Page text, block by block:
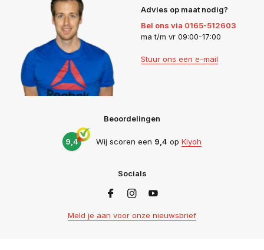
Advies op maat nodig?
Bel ons via 0165-512603
ma t/m vr 09:00-17:00
Stuur ons een e-mail
Beoordelingen
9,4 Wij scoren een 9,4 op Kiyoh
Socials
Meld je aan voor onze nieuwsbrief